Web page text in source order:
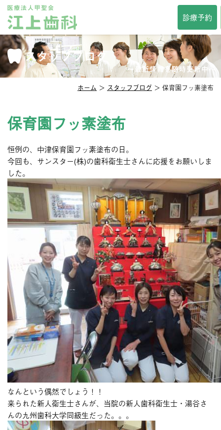
診療予約
TOP
当院について
診療時間・方針
院長紹介
スタッフ紹介
インタビュー
院内紹介
アクセス
診察科目
一般歯科
予防歯科
小児歯科
小児矯正
口腔外科
口腔強化管理体制
その他サービス
相談掲示板
歯の豆知識
ブログ
今月のスマイル
お問い合わせ
スタッフブログ
〜最新情報を随時更新中〜
ホーム ＞ スタッフブログ ＞ 保育園フッ素塗布
保育園フッ素塗布
恒例の、中津保育園フッ素塗布の日。
今回も、サンスター(株)の歯科衛生士さんに応援をお願いしま
した。
なんという偶然でしょう！！
来られた新人衛生士さんが、当院の新人歯科衛生士・湯谷さ
んの九州歯科大学同級生だった。。。